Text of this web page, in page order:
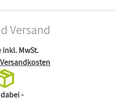
Versand
inkl. MwSt.
Versandkosten
-